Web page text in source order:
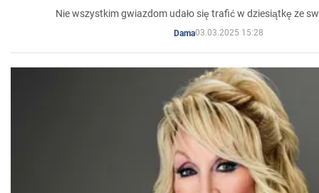
Nie wszystkim gwiazdom udało się trafić w dziesiątkę ze
Dama03.03.2025 15:28